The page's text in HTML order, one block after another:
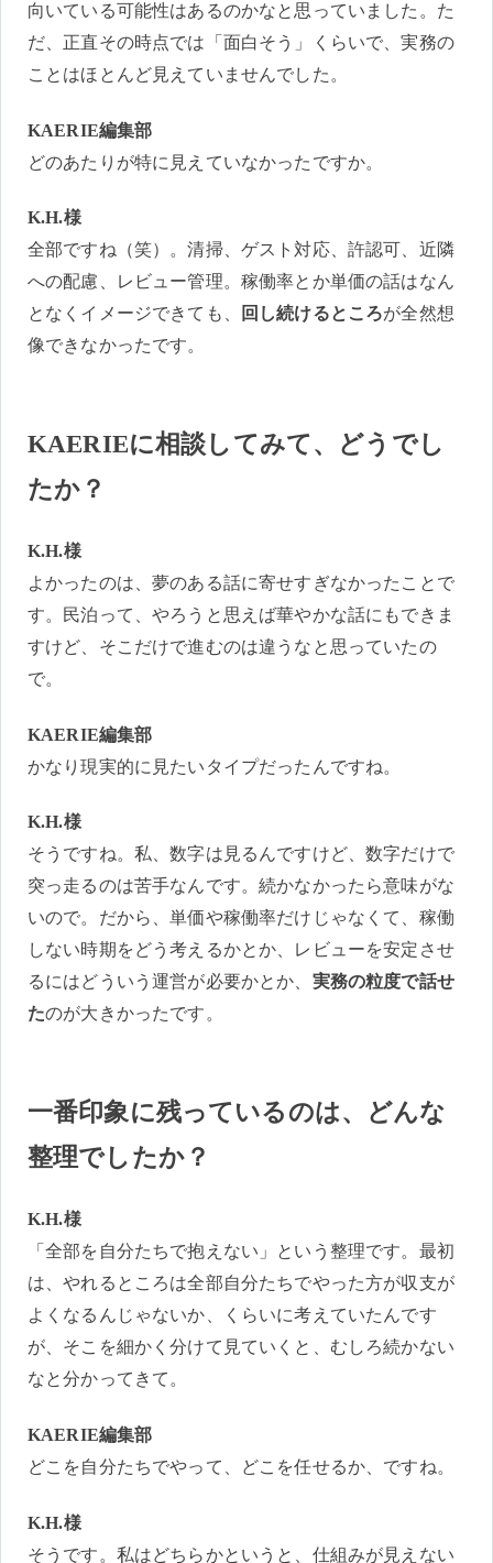
向いている可能性はあるのかなと思っていました。た
だ、正直その時点では「面白そう」くらいで、実務の
ことはほとんど見えていませんでした。
KAERIE編集部
どのあたりが特に見えていなかったですか。
K.H.様
全部ですね（笑）。清掃、ゲスト対応、許認可、近隣
への配慮、レビュー管理。稼働率とか単価の話はなん
となくイメージできても、
回し続けるところが全然想
像できなかったです。
KAERIEに相談してみて、どうでし
たか？
K.H.様
よかったのは、夢のある話に寄せすぎなかったことで
す。民泊って、やろうと思えば華やかな話にもできま
すけど、そこだけで進むのは違うなと思っていたの
で。
KAERIE編集部
かなり現実的に見たいタイプだったんですね。
K.H.様
そうですね。私、数字は見るんですけど、数字だけで
突っ走るのは苦手なんです。続かなかったら意味がな
いので。だから、単価や稼働率だけじゃなくて、稼働
しない時期をどう考えるかとか、レビューを安定させ
るにはどういう運営が必要かとか、 実務の粒度で話せ
たのが大きかったです。
一番印象に残っているのは、どんな
整理でしたか？
K.H.様
「全部を自分たちで抱えない」という整理です。最初
は、やれるところは全部自分たちでやった方が収支が
よくなるんじゃないか、くらいに考えていたんです
が、そこを細かく分けて見ていくと、むしろ続かない
なと分かってきて。
KAERIE編集部
どこを自分たちでやって、どこを任せるか、ですね。
K.H.様
そうです。私はどちらかというと、仕組みが見えない